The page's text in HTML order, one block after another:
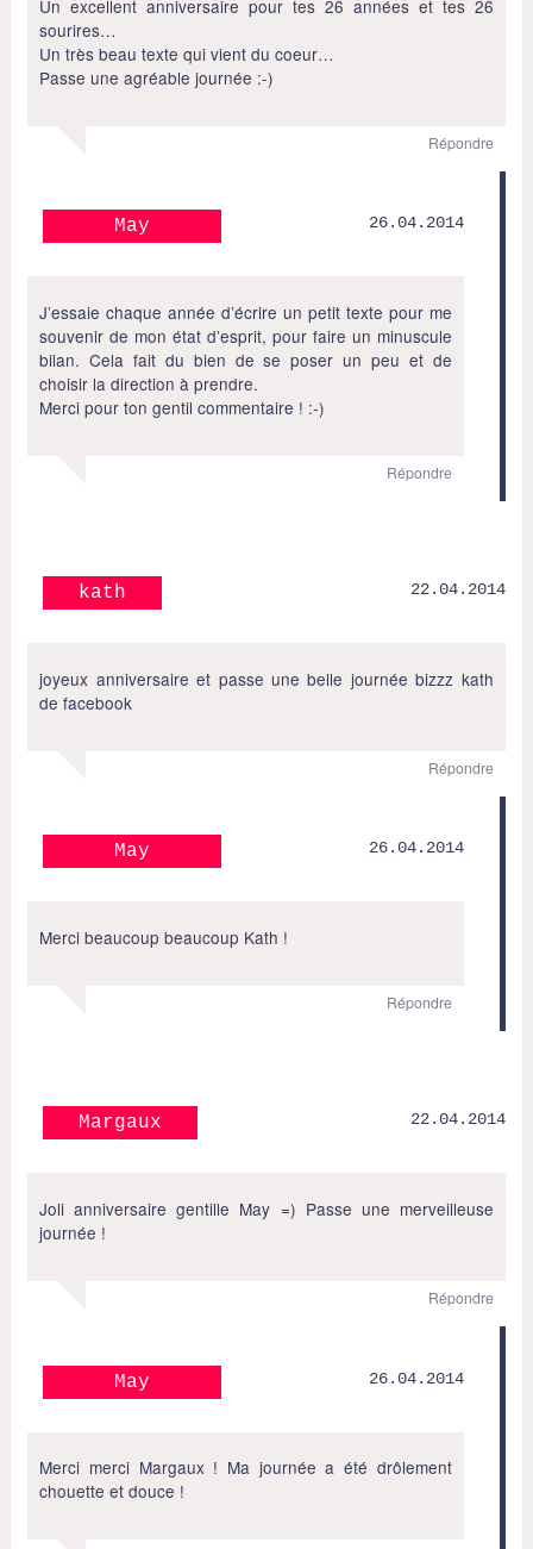
Un excellent anniversaire pour tes 26 années et tes 26
sourires…
Un très beau texte qui vient du coeur…
Passe une agréable journée :-)
Répondre
May 26.04.2014
J’essaie chaque année d’écrire un petit texte pour me
souvenir de mon état d’esprit, pour faire un minuscule
bilan. Cela fait du bien de se poser un peu et de
choisir la direction à prendre.
Merci pour ton gentil commentaire ! :-)
Répondre
kath 22.04.2014
joyeux anniversaire et passe une belle journée bizzz kath
de facebook
Répondre
May 26.04.2014
Merci beaucoup beaucoup Kath !
Répondre
Margaux 22.04.2014
Joli anniversaire gentille May =) Passe une merveilleuse
journée !
Répondre
May 26.04.2014
Merci merci Margaux ! Ma journée a été drôlement
chouette et douce !